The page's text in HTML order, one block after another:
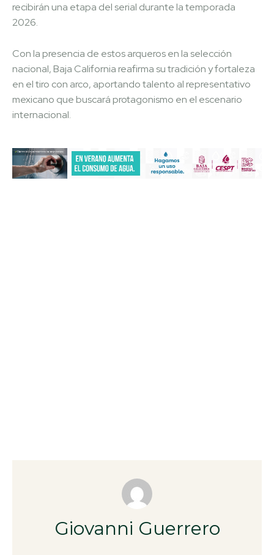
recibirán una etapa del serial durante la temporada
2026.
Con la presencia de estos arqueros en la selección
nacional, Baja California reafirma su tradición y fortaleza
en el tiro con arco, aportando talento al representativo
mexicano que buscará protagonismo en el escenario
internacional.
Giovanni Guerrero